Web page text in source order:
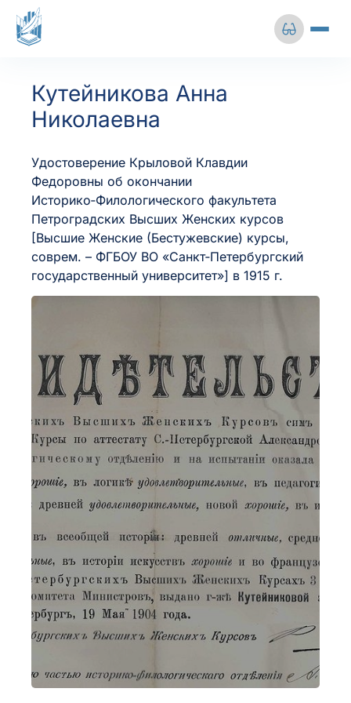
Выставки
Личный кабинет
+7 (812) 241-51-78
info@gkuoa.ru
Перейти
содержимому
Кутейникова Анна
Николаевна
Удостоверение Крыловой Клавдии
Федоровны об окончании
Историко‑Филологического факультета
Петроградских Высших Женских курсов
[Высшие Женские (Бестужевские) курсы,
соврем. – ФГБОУ ВО «Санкт‑Петербургский
государственный университет»] в 1915 г.
Размер шрифта
А- А+ Ц Ц
Изображения
Межбуквенный
интервал
Среднее
интервал
Средний Большой